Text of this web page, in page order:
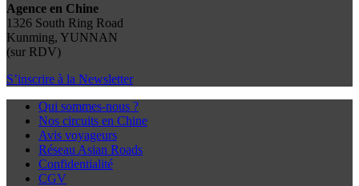
Agence en Chine
1326 South Ring Road
Kunming, YUNNAN
(sur RDV)
S’inscrire à la Newsletter
Qui sommes-nous ?
Nos circuits en Chine
Avis voyageurs
Réseau Asian Roads
Confidentialité
CGV